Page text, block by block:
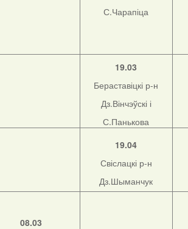
С.Чарапіца
19.03
Бераставіцкі р-н
Дз.Вінчэўскі і
С.Панькова
19.04
Свіслацкі р-н
Дз.Шыманчук
08.03